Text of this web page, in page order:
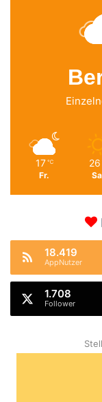
17 ℃
Fr.
26
18.419
AppNutzer
1.708
Follower